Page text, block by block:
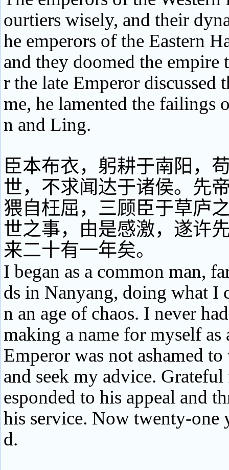
ourtiers wisely, and their
he emperors of the Eastern
and they doomed the empire
r the late Emperor discussed
me, he lamented the failings
n and Ling.
臣本布衣，躬耕于南阳，
世，不求闻达于诸侯。先
猥自枉屈，三顾臣于草庐
世之事，由是感激，遂许
来二十有一年矣。
I began as a common man,
ds in Nanyang, doing what I
n an age of chaos. I never
making a name for myself as
Emperor was not ashamed
and seek my advice.
esponded to his appeal and
his service. Now twenty-one
d.